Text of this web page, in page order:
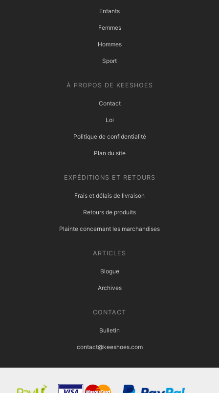
Enfants
Femmes
Hommes
Sport
À PROPOS DE KEESHOES
Contact
Loi
Politique de confidentialité
Plan du site
EXPÉDITIONS ET RETOURS
Frais et délais de livraison
Retours de produits
Plainte concernant les marchandises
ARTICLES
Blogue
Archives
CONTACT
Bulletin
contact@keeshoes.com